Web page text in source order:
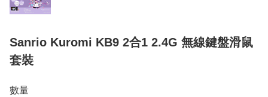
Sanrio Kuromi KB9 2合1 2.4G 無線鍵盤滑鼠
套裝
數量